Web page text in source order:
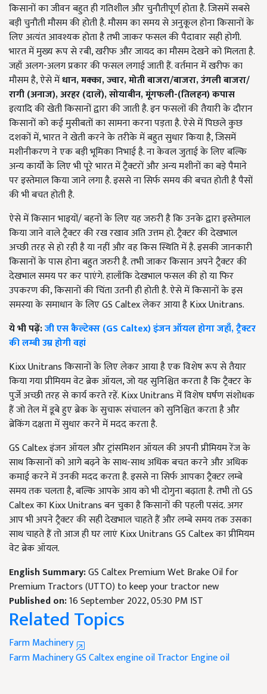
किसानों का जीवन बहुत ही गतिशील और चुनौतीपूर्ण होता है. जिसमें सबसे
बड़ी चुनौती मौसम की होती है. मौसम का समय से अनुकूल होना किसानों के
लिए अत्यंत आवश्यक होता है तभी जाकर फसल की पैदावार सही होगी.
भारत में मुख्य रूप से रबी, खरीफ और जायद का मौसम देखने को मिलता है.
जहाँ अलग-अलग प्रकार की फसल लगाई जाती हैं. वर्तमान में खरीफ का
मौसम है, ऐसे मेंधान,मक्का,ज्वार,मोती बाजरा/बाजरा,उंगली बाजरा/
रागी (अनाज),अरहर (दालें),सोयाबीन,मूंगफली-(तिलहन) कपास
इत्यादि की खेती किसानों द्वारा की जाती है. इन फसलों की तैयारी के दौरान
किसानों को कई मुसीबतों का सामना करना पड़ता है. ऐसे में पिछले कुछ
दशकों में, भारत ने खेती करने के तरीके में बहुत सुधार किया है, जिसमें
मशीनीकरण ने एक बड़ी भूमिका निभाई है. ना केवल जुताई के लिए बल्कि
अन्य कार्यों के लिए भी पूरे भारत में ट्रैक्टरों और अन्य मशीनों का बड़े पैमाने
पर इस्तेमाल किया जाने लगा है. इससे ना सिर्फ समय की बचत होती है पैसों
की भी बचत होती है.
ऐसे में किसान भाइयों/ बहनों के लिए यह जरुरी है कि उनके द्वारा इस्तेमाल
किया जाने वाले ट्रैक्टर की रख रखाव अति उत्तम हो. ट्रैक्टर की देखभाल
अच्छी तरह से हो रही है या नहीं और वह किस स्थिति में है. इसकी जानकारी
किसानों के पास होना बहुत जरुरी है. तभी जाकर किसान अपने ट्रैक्टर की
देखभाल समय पर कर पाएंगे. हालाँकि देखभाल फसल की हो या फिर
उपकरण की, किसानों की चिंता उतनी ही होती है. ऐसे में किसानों के इस
समस्या के समाधान के लिए GS Caltex लेकर आया है Kixx Unitrans.
ये भी पढ़ें:जी एस कैल्टेक्स (GS Caltex) इंजन ऑयल होगा जहाँ, ट्रैक्टर
की लम्बी उम्र होगी वहां
Kixx Unitrans किसानों के लिए लेकर आया है एक विशेष रूप से तैयार
किया गया प्रीमियम वेट ब्रेक ऑयल, जो यह सुनिश्चित करता है कि ट्रैक्टर के
पुर्जे अच्छी तरह से कार्य करते रहें. Kixx Unitrans में विशेष घर्षण संशोधक
हैं जो तेल में डूबे हुए ब्रेक के सुचारू संचालन को सुनिश्चित करता है और
ब्रेकिंग दक्षता में सुधार करने में मदद करता है.
GS Caltex इंजन ऑयल और ट्रांसमिशन ऑयल की अपनी प्रीमियम रेंज के
साथ किसानों को आगे बढ़ने के साथ-साथ अधिक बचत करने और अधिक
कमाई करने में उनकी मदद करता है. इससे ना सिर्फ आपका ट्रैक्टर लम्बे
समय तक चलता है, बल्कि आपके आय को भी दोगुना बढ़ाता है. तभी तो GS
Caltex का Kixx Unitrans बन चुका है किसानों की पहली पसंद. अगर
आप भी अपने ट्रैक्टर की सही देखभाल चाहते हैं और लम्बे समय तक उसका
साथ चाहते हैं तो आज ही घर लाएं Kixx Unitrans GS Caltex का प्रीमियम
वेट ब्रेक ऑयल.
English Summary:GS Caltex Premium Wet Brake Oil for
Premium Tractors (UTTO) to keep your tractor new
Published on:16 September 2022, 05:30 PM IST
Related Topics
Farm Machinery
Farm MachineryGS Caltexengine oilTractor Engine oil